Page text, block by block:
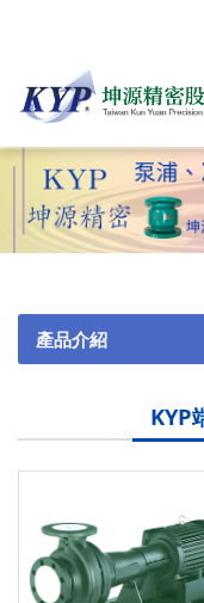
產品介紹
砲金銅
鑄鐵
球墨鑄鐵
KYP端吸聯軸離心式
壓力錶
溫度計
KYP